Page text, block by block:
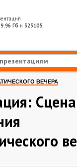
Гб и 323105
ВЕЧЕРА